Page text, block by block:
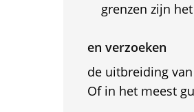
grenzen zijn
en verzoeken
de uitbreiding
Of in het meest